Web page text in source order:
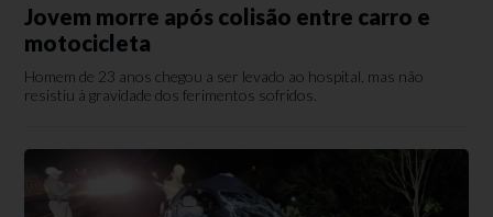
Jovem morre após colisão entre carro e
motocicleta
Homem de 23 anos chegou a ser levado ao hospital, mas não
resistiu à gravidade dos ferimentos sofridos.